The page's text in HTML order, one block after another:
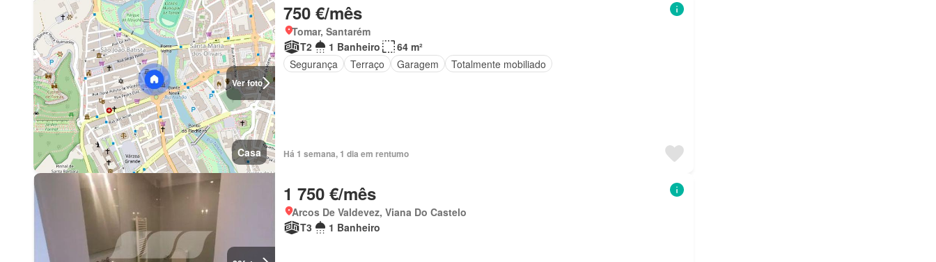
Ver foto
Casa
750 €/mês
Tomar, Santarém
T2
1 Banheiro
64 m²
Segurança
Terraço Garagem Totalmente mobiliado
Há 1 semana, 1 dia em rentumo
1 750 €/mês
Arcos De Valdevez, Viana Do Castelo
T3
1 Banheiro